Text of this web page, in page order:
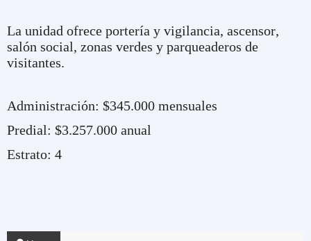
La unidad ofrece portería y vigilancia, ascensor,
salón social, zonas verdes y parqueaderos de
visitantes.
Administración: $345.000 mensuales
Predial: $3.257.000 anual
Estrato: 4